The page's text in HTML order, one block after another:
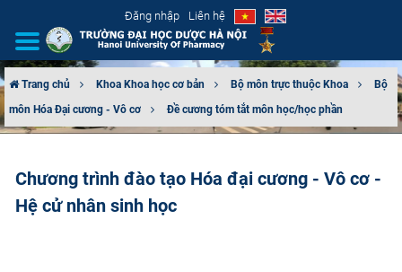
Đăng nhập Liên hệ
GIỚI THIỆU
TUYỂN SINH
Trang chủ Khoa Khoa học cơ bản Bộ môn trực thuộc Khoa
Bộ
môn Hóa Đại cương - Vô cơ
Đề cương tóm tắt môn học/học phần
Chương trình đào tạo Hóa đại cương - Vô cơ -
Hệ cử nhân sinh học